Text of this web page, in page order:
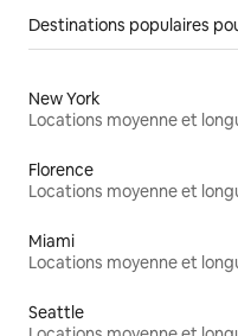
Destinations populaires
New York
Florence
Miami
Seattle